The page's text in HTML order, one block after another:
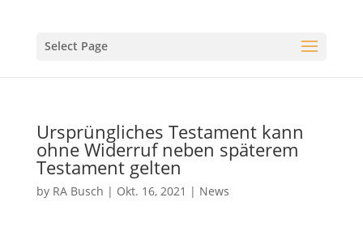
Select Page
Ursprüngliches Testament kann
ohne Widerruf neben späterem
Testament gelten
by RA Busch | Okt. 16, 2021 | News